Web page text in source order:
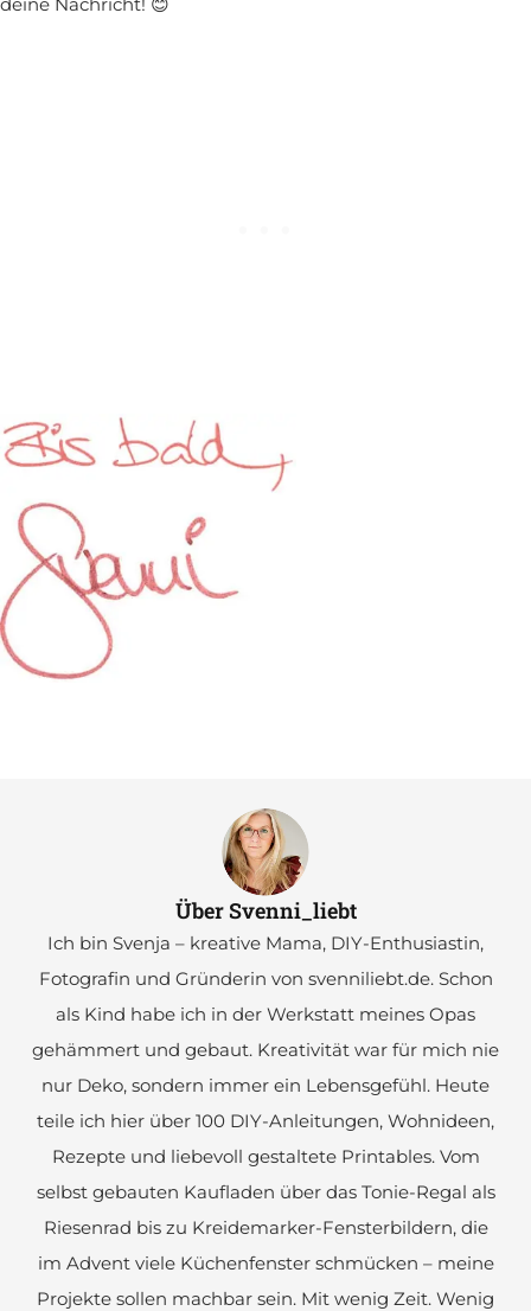
deine Nachricht! 😊
Über Svenni_liebt
Ich bin Svenja – kreative Mama, DIY-Enthusiastin,
Fotografin und Gründerin von svenniliebt.de. Schon
als Kind habe ich in der Werkstatt meines Opas
gehämmert und gebaut. Kreativität war für mich nie
nur Deko, sondern immer ein Lebensgefühl. Heute
teile ich hier über 100 DIY-Anleitungen, Wohnideen,
Rezepte und liebevoll gestaltete Printables. Vom
selbst gebauten Kaufladen über das Tonie-Regal als
Riesenrad bis zu Kreidemarker-Fensterbildern, die
im Advent viele Küchenfenster schmücken – meine
Projekte sollen machbar sein. Mit wenig Zeit. Wenig